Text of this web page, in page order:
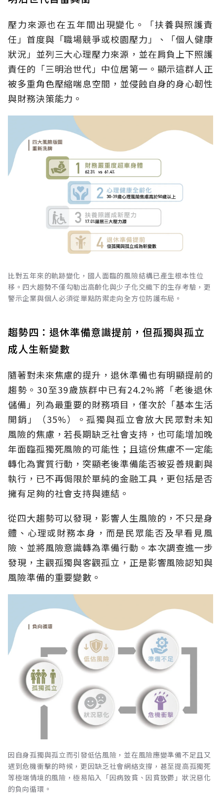
壓力來源也在五年間出現變化。「扶養與照護責
任」首度與「職場競爭或校園壓力」、「個人健康
狀況」並列三大心理壓力來源，並在肩負上下照護
責任的「三明治世代」中位居第一。顯示這群人正
被多重角色壓縮喘息空間，並侵蝕自身的身心韌性
與財務決策能力。
比對五年來的軌跡變化，國人面臨的風險結構已產生根本性位
移。四大趨勢不僅勾勒出高齡化與少子化交織下的生存考驗，更
警示企業與個人必須從單點防禦走向全方位防護布局。
趨勢四：退休準備意識提前，但孤獨與孤立
成人生新變數
隨著對未來焦慮的提升，退休準備也有明顯提前的
趨勢。30至39歲族群中已有24.2%將「老後退休
儲備」列為最重要的財務項目，僅次於「基本生活
開銷」（35%）。孤獨與孤立會放大民眾對未知
風險的焦慮，若長期缺乏社會支持，也可能增加晚
年面臨孤獨死風險的可能性；且這份焦慮不一定能
轉化為實質行動，突顯老後準備能否被妥善規劃與
執行，已不再侷限於單純的金融工具，更包括是否
擁有足夠的社會支持與連結。
從四大趨勢可以發現，影響人生風險的，不只是身
體、心理或財務本身，而是民眾能否及早看見風
險、並將風險意識轉為準備行動。本次調查進一步
發現，主觀孤獨與客觀孤立，正是影響風險認知與
風險準備的重要變數。
因自身孤獨與孤立而引發低估風險，並在風險應變準備不足且又
遇到危機衝擊的時候，更因缺乏社會網絡支撐，甚至提高孤獨死
等極端情境的風險，極易陷入「因病致貧、因貧致鬱」狀況惡化
的負向循環。